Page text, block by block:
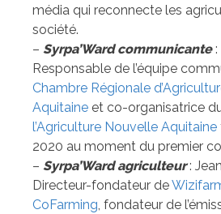
média qui reconnecte les
société.
– Syrpa’Ward communicante:
Responsable de l’équipe
Chambre Régionale
Aquitaine et co-organisatrice
l’Agriculture Nouvelle Aquitaine
2020 au moment du premier
– Syrpa’Ward agriculteur:
Directeur-fondateur de
CoFarming, fondateur de